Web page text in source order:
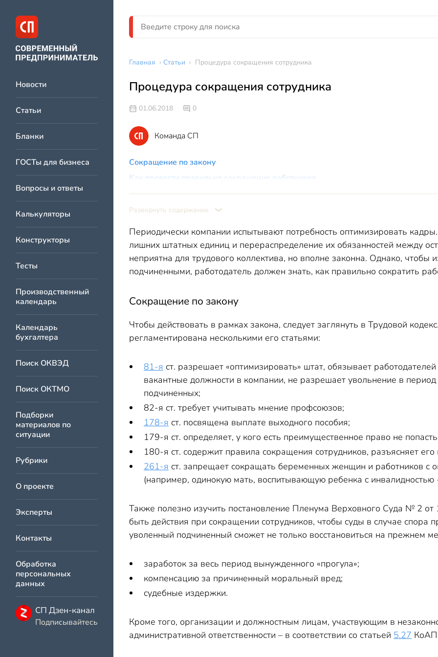
Новости
Статьи
Бланки
ГОСТы для бизнеса
Вопросы и ответы
Калькуляторы
Конструкторы
Тесты
Производственный
календарь
Календарь
бухгалтера
Поиск ОКВЭД
Поиск ОКТМО
Подборки
материалов по
ситуации
Рубрики
О проекте
Эксперты
Контакты
Обработка
персональных
данных
СП Дзен-канал
Подписывайтесь
Главная › Статьи › Процедура сокращения сотрудника
Процедура сокращения сотрудника
01.06.2018 0
Команда СП
Сокращение по закону
Как провести правильно сокращение работников
Сложные случаи
Развернуть содержание
Периодически компании испытывают потребность оптимизировать
лишних штатных единиц и перераспределение их обязанностей между
неприятна для трудового коллектива, но вполне законна. Однако,
подчиненными, работодатель должен знать, как правильно сократить
Сокращение по закону
Чтобы действовать в рамках закона, следует заглянуть в Трудовой
регламентирована несколькими его статьями:
81-я ст. разрешает «оптимизировать» штат, обязывает
вакантные должности в компании, не разрешает увольнение в
подчиненных;
82-я ст. требует учитывать мнение профсоюзов;
178-я ст. посвящена выплате выходного пособия;
179-я ст. определяет, у кого есть преимущественное право не
180-я ст. содержит правила сокращения сотрудников, разъясняет
261-я ст. запрещает сокращать беременных женщин и работников с
(например, одинокую мать, воспитывающую ребенка с инвалидностью
Также полезно изучить постановление Пленума Верховного Суда № 2 от
быть действия при сокращении сотрудников, чтобы суды в случае спора
уволенный подчиненный сможет не только восстановиться на прежнем
заработок за весь период вынужденного «прогула»;
компенсацию за причиненный моральный вред;
судебные издержки.
Кроме того, организации и должностным лицам, участвующим в
административной ответственности – в соответствии со статьей 5.27